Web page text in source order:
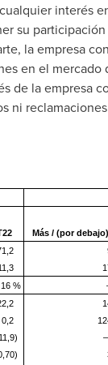
interés
su
la empresa
en el
de la empresa
ni
Más / (por
16 %
0,2